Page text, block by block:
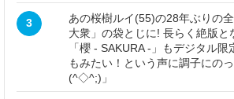
3
あの桜樹ルイ(55)の28年ぶりの
大衆」の袋とじに! 長らく絶版と
「櫻 - SAKURA -」もデジタル
もみたい！という声に調子にの
(^◇^;)」